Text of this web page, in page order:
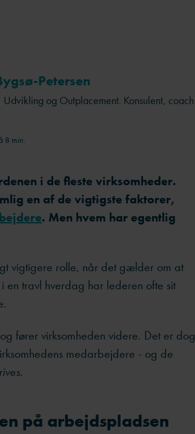
Petersen
Udvikling og Outplacement. Konsulent, coach
8 min.
i de fleste virksomheder.
en af de vigtigste faktorer,
. Men hvem har egentlig
vigtigere rolle, når det gælder om at
en travl hverdag har lederen ofte sit
fører virksomheden videre. Det er dog
medarbejdere - og de
på arbejdspladsen